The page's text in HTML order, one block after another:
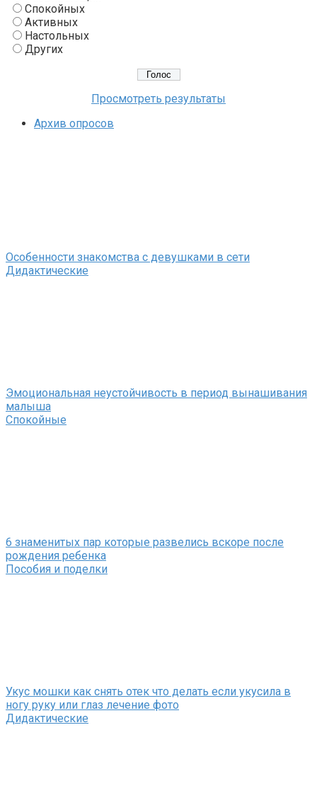
Спокойных
Активных
Настольных
Других
Просмотреть результаты
Архив опросов
Особенности знакомства с девушками в сети
Дидактические
Эмоциональная неустойчивость в период вынашивания
малыша
Спокойные
6 знаменитых пар которые развелись вскоре после
рождения ребенка
Пособия и поделки
Укус мошки как снять отек что делать если укусила в
ногу руку или глаз лечение фото
Дидактические